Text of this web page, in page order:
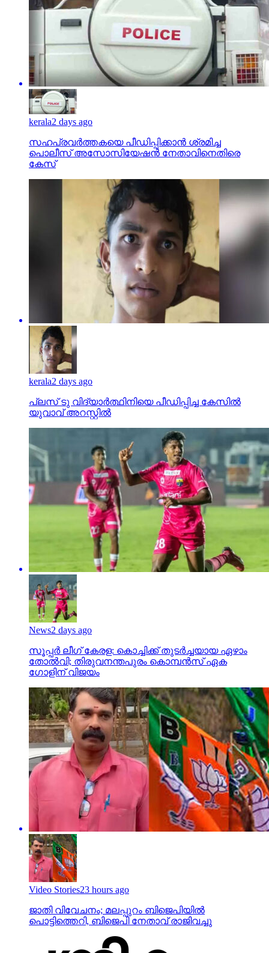
kerala2 days ago
സഹപ്രവര്‍ത്തകയെ പീഡിപ്പിക്കാന്‍ ശ്രമിച്ച
പൊലീസ് അസോസിയേഷന്‍ നേതാവിനെതിരെ
കേസ്
kerala2 days ago
പ്ലസ് ടു വിദ്യാര്‍ത്ഥിനിയെ പീഡിപ്പിച്ച കേസില്‍
യുവാവ് അറസ്റ്റില്‍
News2 days ago
സൂപ്പര്‍ ലീഗ് കേരള: കൊച്ചിക്ക് തുടര്‍ച്ചയായ ഏഴാം
തോല്‍വി; തിരുവനന്തപുരം കൊമ്പന്‍സ് ഏക
ഗോളിന് വിജയം
Video Stories23 hours ago
ജാതി വിവേചനം; മലപ്പുറം ബിജെപിയില്‍
പൊട്ടിത്തെറി, ബിജെപി നേതാവ് രാജിവച്ചു